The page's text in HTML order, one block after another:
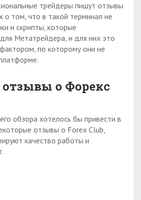
трейдеры пишут отзывы
о том, что в такой терминал не
и скрипты, которые
Метатрейдера, и для них это
по которому они не
о Форекс
обзора хотелось бы привести в
отзывы о Forex Club,
качество работы и